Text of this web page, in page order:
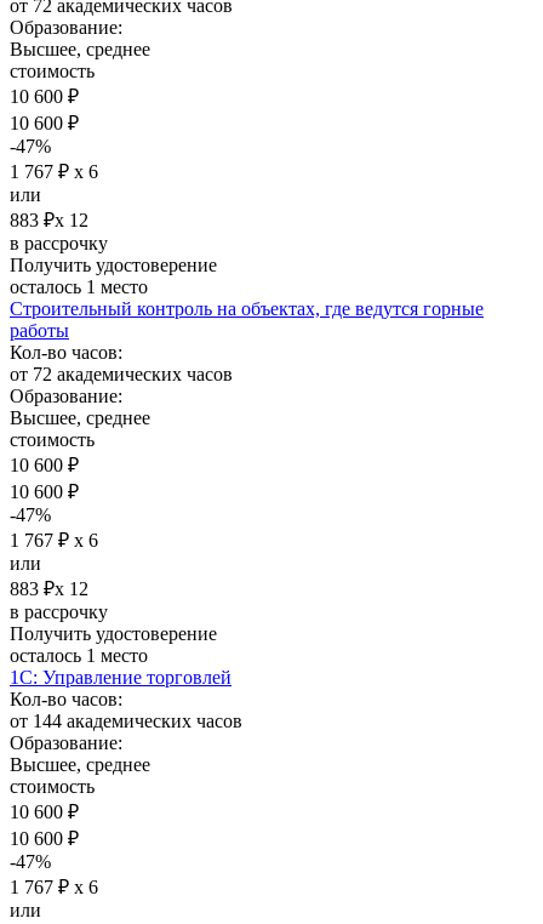
от 72 академических часов
Образование:
Высшее, среднее
стоимость
10 600 ₽
10 600 ₽
-47%
1 767 ₽ х 6
или
883 ₽х 12
в рассрочку
Получить удостоверение
осталось 1 место
Строительный контроль на объектах, где ведутся горные
работы
Кол-во часов:
от 72 академических часов
Образование:
Высшее, среднее
стоимость
10 600 ₽
10 600 ₽
-47%
1 767 ₽ х 6
или
883 ₽х 12
в рассрочку
Получить удостоверение
осталось 1 место
1С: Управление торговлей
Кол-во часов:
от 144 академических часов
Образование:
Высшее, среднее
стоимость
10 600 ₽
10 600 ₽
-47%
1 767 ₽ х 6
или